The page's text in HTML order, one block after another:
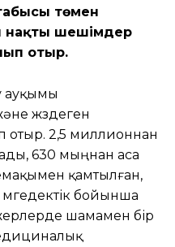
төмен
нақты шешімдер
отыр.
ауқымы
жүздеген
отыр. 2,5 миллионнан
630 мыңнан аса
қамтылған,
бойынша
шамамен бір